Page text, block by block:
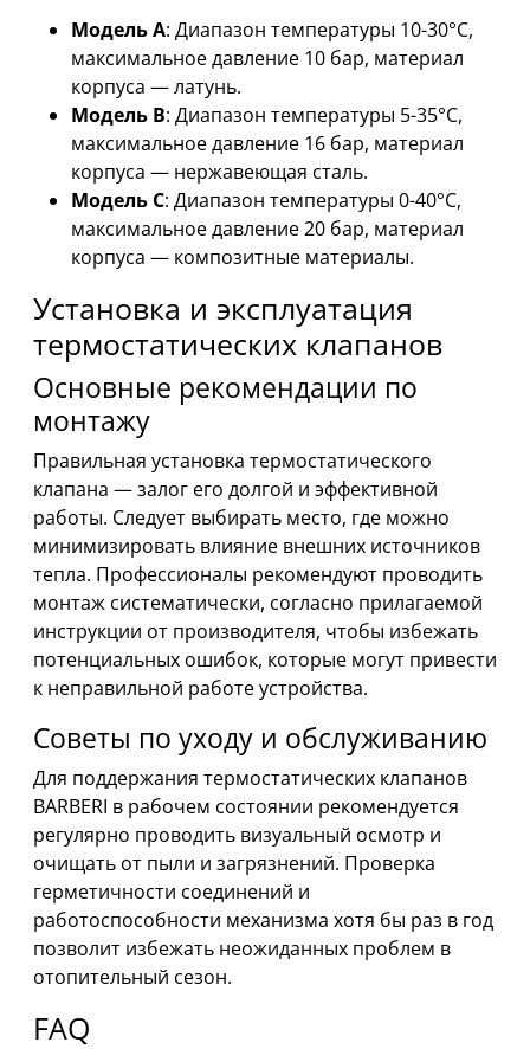
Модель A: Диапазон температуры 10-30°C,
максимальное давление 10 бар, материал
корпуса — латунь.
Модель B: Диапазон температуры 5-35°C,
максимальное давление 16 бар, материал
корпуса — нержавеющая сталь.
Модель C: Диапазон температуры 0-40°C,
максимальное давление 20 бар, материал
корпуса — композитные материалы.
Установка и эксплуатация
термостатических клапанов
Основные рекомендации по
монтажу
Правильная установка термостатического
клапана — залог его долгой и эффективной
работы. Следует выбирать место, где можно
минимизировать влияние внешних источников
тепла. Профессионалы рекомендуют проводить
монтаж систематически, согласно прилагаемой
инструкции от производителя, чтобы избежать
потенциальных ошибок, которые могут привести
к неправильной работе устройства.
Советы по уходу и обслуживанию
Для поддержания термостатических клапанов
BARBERI в рабочем состоянии рекомендуется
регулярно проводить визуальный осмотр и
очищать от пыли и загрязнений. Проверка
герметичности соединений и
работоспособности механизма хотя бы раз в год
позволит избежать неожиданных проблем в
отопительный сезон.
FAQ